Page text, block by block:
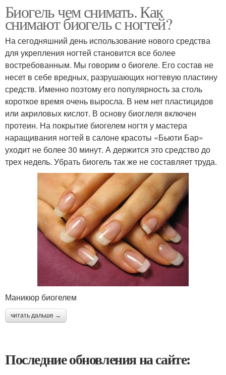
Биогель чем снимать. Как
снимают биогель с ногтей?
На сегодняшний день использование нового средства
для укрепления ногтей становится все более
востребованным. Мы говорим о биогеле. Его состав не
несет в себе вредных, разрушающих ногтевую пластину
средств. Именно поэтому его популярность за столь
короткое время очень выросла. В нем нет пластицидов
или акриловых кислот. В основу биоглеля включен
протеин. На покрытие биогелем ногтя у мастера
наращивания ногтей в салоне красоты «Бьюти Бар»
уходит не более 30 минут. А держится это средство до
трех недель. Убрать биогель так же не составляет труда.
Маникюр биогелем
читать дальше →
Последние обновления на сайте: